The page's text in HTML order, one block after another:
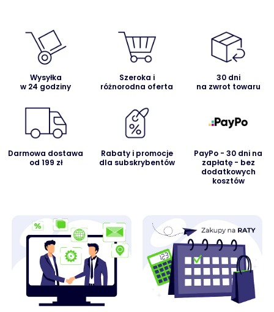
Wysyłka
w 24 godziny
Szeroka i
różnorodna oferta
30 dni
na zwrot towaru
Darmowa dostawa
od 199 zł
Rabaty i promocje
dla subskrybentów
PayPo - 30 dni na
zapłatę - bez
dodatkowych
kosztów